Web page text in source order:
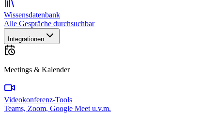
Wissensdatenbank
Alle Gespräche durchsuchbar
Integrationen
Meetings & Kalender
Videokonferenz-Tools
Teams, Zoom, Google Meet u.v.m.